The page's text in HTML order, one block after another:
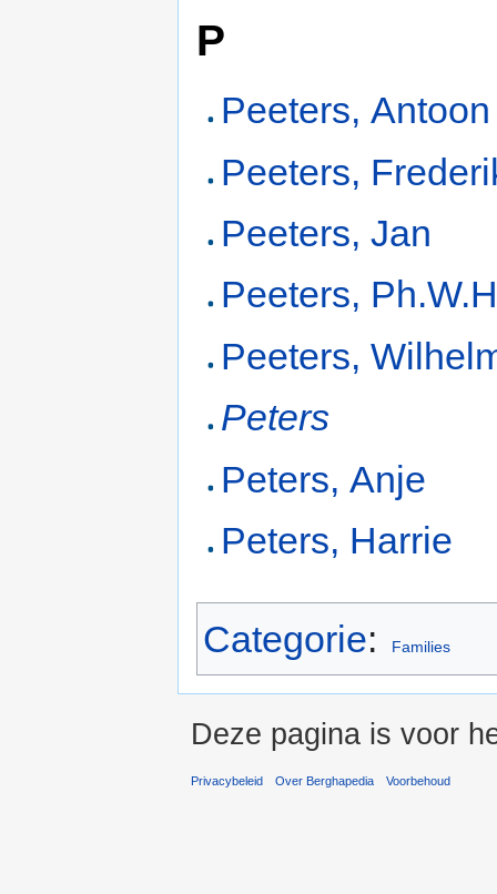
P
Peeters, Antoon
Peeters,
Peeters, Jan
Peeters,
Peeters,
Peters
Peters, Anje
Peters, Harrie
Categorie: Families
Deze pagina is voor
Privacybeleid Over Berghapedia Voorbehoud